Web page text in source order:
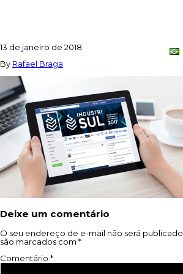
13 de janeiro de 2018
By Rafael Braga
Deixe um comentário
O seu endereço de e-mail não será publicado.
são marcados com *
Comentário *